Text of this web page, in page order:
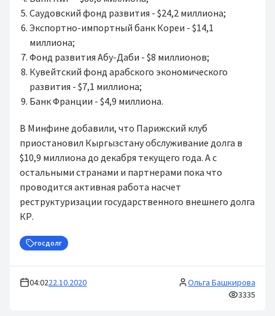
Саудовский фонд развития - $24,2 миллиона;
Экспортно-импортный банк Кореи - $14,1
миллиона;
Фонд развития Абу-Даби - $8 миллионов;
Кувейтский фонд арабского экономического
развития - $7,1 миллиона;
Банк Франции - $4,9 миллиона.
В Минфине добавили, что Парижский клуб
приостановил Кыргызстану обслуживание долга в
$10,9 миллиона до декабря текущего года. А с
остальными странами и партнерами пока что
проводится активная работа насчет
реструктуризации государственного внешнего долга
КР.
госдолг
04:0222.10.2020
Ольга Башкирова
3335